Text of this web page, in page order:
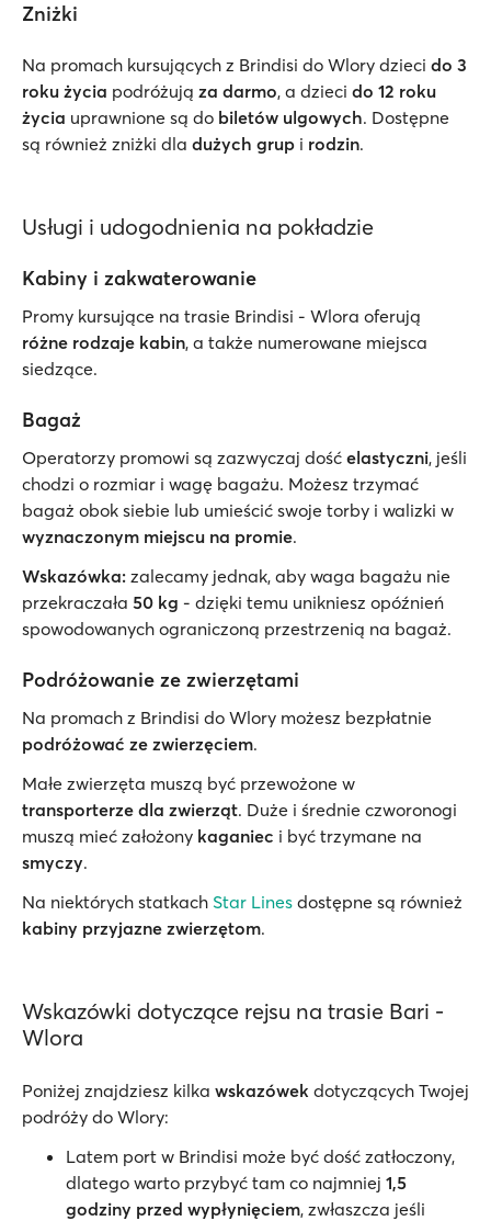
Zniżki
Na promach kursujących z Brindisi do Wlory dzieci do 3
roku życia podróżują za darmo, a dzieci do 12 roku
życia uprawnione są do biletów ulgowych. Dostępne
są również zniżki dla dużych grup i rodzin.
Usługi i udogodnienia na pokładzie
Kabiny i zakwaterowanie
Promy kursujące na trasie Brindisi - Wlora oferują
różne rodzaje kabin, a także numerowane miejsca
siedzące.
Bagaż
Operatorzy promowi są zazwyczaj dość elastyczni, jeśli
chodzi o rozmiar i wagę bagażu. Możesz trzymać
bagaż obok siebie lub umieścić swoje torby i walizki w
wyznaczonym miejscu na promie.
Wskazówka: zalecamy jednak, aby waga bagażu nie
przekraczała 50 kg - dzięki temu unikniesz opóźnień
spowodowanych ograniczoną przestrzenią na bagaż.
Podróżowanie ze zwierzętami
Na promach z Brindisi do Wlory możesz bezpłatnie
podróżować ze zwierzęciem.
Małe zwierzęta muszą być przewożone w
transporterze dla zwierząt. Duże i średnie czworonogi
muszą mieć założony kaganiec i być trzymane na
smyczy.
Na niektórych statkach Star Lines dostępne są również
kabiny przyjazne zwierzętom.
Wskazówki dotyczące rejsu na trasie Bari -
Wlora
Poniżej znajdziesz kilka wskazówek dotyczących Twojej
podróży do Wlory:
Latem port w Brindisi może być dość zatłoczony,
dlatego warto przybyć tam co najmniej 1,5
godziny przed wypłynięciem, zwłaszcza jeśli